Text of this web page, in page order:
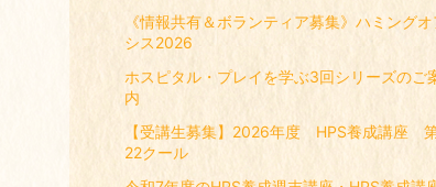
《情報共有＆ボランティア募集》ハミングオ
シス2026
ホスピタル・プレイを学ぶ3回シリーズのご
内
【受講生募集】2026年度 HPS養成講座
22クール